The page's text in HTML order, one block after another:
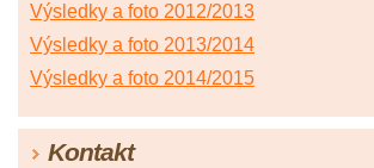
Výsledky a foto 2012/2013
Výsledky a foto 2013/2014
Výsledky a foto 2014/2015
Kontakt